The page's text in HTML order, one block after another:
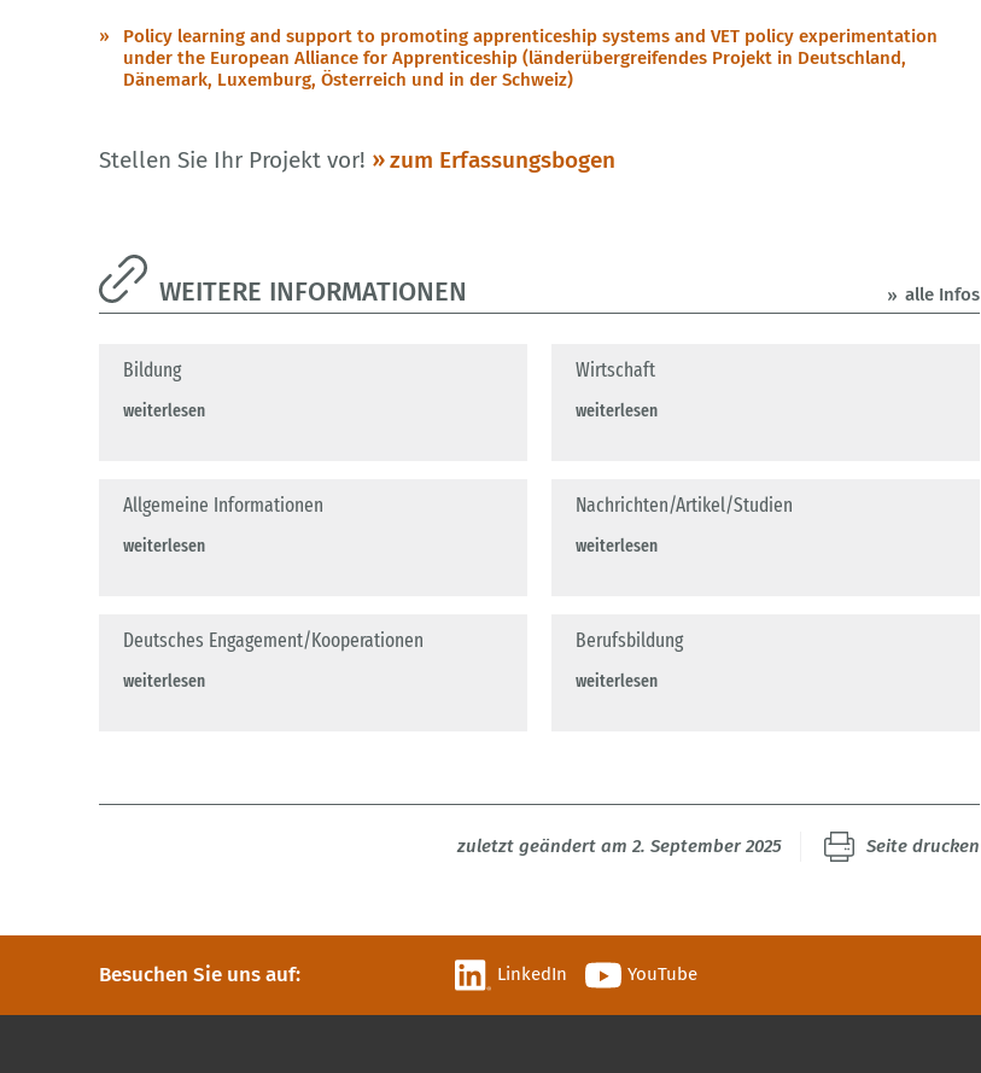
Policy learning and support to promoting apprenticeship systems and VET policy experimentation
under the European Alliance for Apprenticeship (länderübergreifendes Projekt in Deutschland,
Dänemark, Luxemburg, Österreich und in der Schweiz)
Stellen Sie Ihr Projekt vor! zum Erfassungsbogen
WEITERE INFORMATIONEN alle Infos
Bildung
weiterlesen
Wirtschaft
weiterlesen
Allgemeine Informationen
weiterlesen
Nachrichten/Artikel/Studien
weiterlesen
Deutsches Engagement/Kooperationen
weiterlesen
Berufsbildung
weiterlesen
zuletzt geändert am 2. September 2025 Seite drucken
Besuchen Sie uns auf: LinkedIn YouTube